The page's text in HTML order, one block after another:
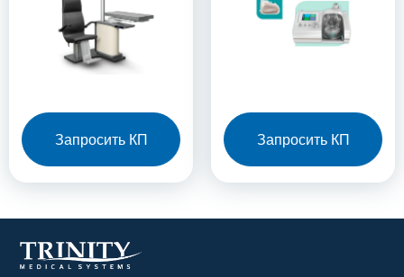
Запросить КП Запросить КП